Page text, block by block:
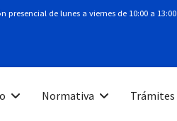
presencial de lunes a viernes de 10:00 a 13:00
Normativa Trámites